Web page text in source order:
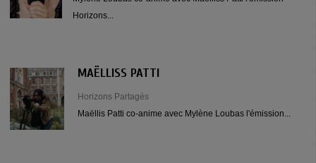
Horizons...
MAËLLISS PATTI
Horizons Partagés
Maëllis Patti co-anime avec Mylène Loubas l'émission...